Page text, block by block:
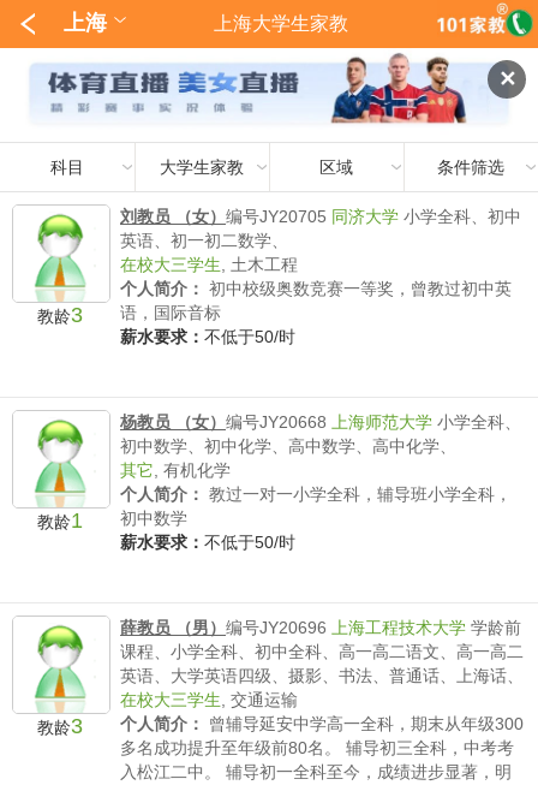
✕
上海 上海大学生家教
科目 大学生家教 区域 条件筛选
教龄3
刘教员 （女） 编号JY20705 同济大学 小学全科、初中
英语、初一初二数学、
在校大三学生
土木工程
个人简介： 初中校级奥数竞赛一等奖，曾教过初中英
语，国际音标
薪水要求： 不低于50/时
教龄1
杨教员 （女） 编号JY20668 上海师范大学 小学全科、
初中数学、初中化学、高中数学、高中化学、
其它 有机化学
个人简介： 教过一对一小学全科，辅导班小学全科，
初中数学
薪水要求： 不低于50/时
教龄3
薛教员 （男） 编号JY20696 上海工程技术大学 学龄前
课程、小学全科、初中全科、高一高二语文、高一高二
英语、大学英语四级、摄影、书法、普通话、上海话、
在校大三学生 交通运输
个人简介：
曾辅导延安中学高一全科，期末从年级300
多名成功提升至年级前80名。 辅导初三全科，中考考
入松江二中。 辅导初一全科至今，成绩进步显著，明